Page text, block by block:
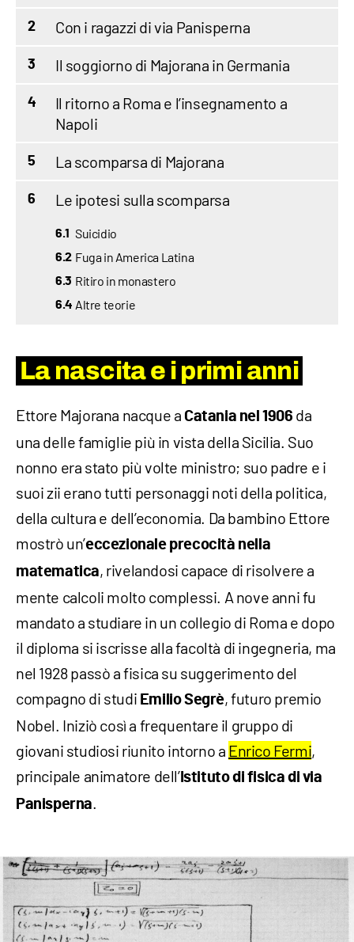
2 Con i ragazzi di via Panisperna
3 Il soggiorno di Majorana in Germania
4
Il ritorno a Roma e l’insegnamento a
Napoli
5 La scomparsa di Majorana
6 Le ipotesi sulla scomparsa
6.1 Suicidio
6.2 Fuga in America Latina
6.3 Ritiro in monastero
6.4 Altre teorie
La nascita e i primi anni
Ettore Majorana nacque a Catania nel 1906 da
una delle famiglie più in vista della Sicilia. Suo
nonno era stato più volte ministro; suo padre e i
suoi zii erano tutti personaggi noti della politica,
della cultura e dell’economia. Da bambino Ettore
mostrò un’eccezionale precocità nella
matematica, rivelandosi capace di risolvere a
mente calcoli molto complessi. A nove anni fu
mandato a studiare in un collegio di Roma e dopo
il diploma si iscrisse alla facoltà di ingegneria, ma
nel 1928 passò a fisica su suggerimento del
compagno di studi Emilio Segrè, futuro premio
Nobel. Iniziò così a frequentare il gruppo di
giovani studiosi riunito intorno a Enrico Fermi,
principale animatore dell’Istituto di fisica di via
Panisperna.